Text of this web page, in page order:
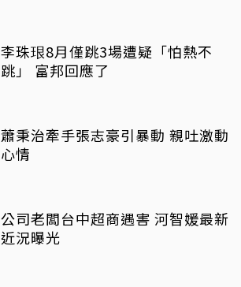
李珠珢8月僅跳3場遭疑「怕熱不
跳」 富邦回應了
蕭秉治牽手張志豪引暴動 親吐激動
心情
公司老闆台中超商遇害 河智媛最新
近況曝光